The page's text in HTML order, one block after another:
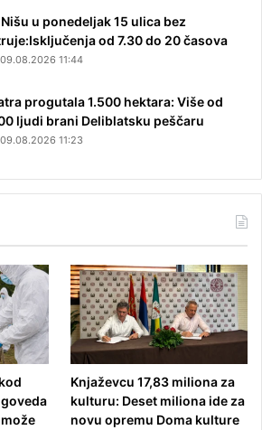
Nišu u ponedeljak 15 ulica bez
od 7.30 do 20 časova
09.08.2026 11:44
progutala 1.500 hektara: Više od
ljudi brani Deliblatsku peščaru
09.08.2026 11:23
Knjaževcu 17,83 miliona za
kulturu: Deset miliona ide za
novu opremu Doma kulture